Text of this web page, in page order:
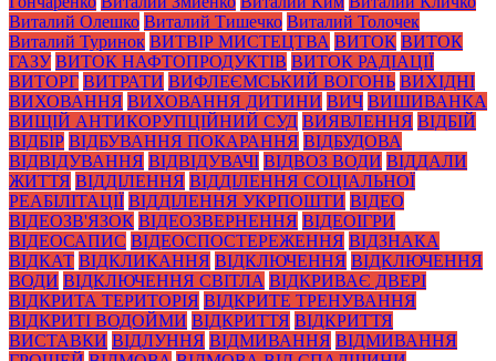
Виталий Олешко Виталий Тишечко Виталий Толочек
Виталий Туринок ВИТВІР МИСТЕЦТВА ВИТОК ВИТОК
ГАЗУ ВИТОК НАФТОПРОДУКТІВ ВИТОК РАДІАЦІЇ
ВИТОРГ ВИТРАТИ ВИФЛЕЄМСЬКИЙ ВОГОНЬ ВИХІДНІ
ВИХОВАННЯ ВИХОВАННЯ ДИТИНИ ВИЧ ВИШИВАНКА
ВИЩІЙ АНТИКОРУПЦІЙНИЙ СУД ВИЯВЛЕННЯ ВІДБІЙ
ВІДБІР ВІДБУВАННЯ ПОКАРАННЯ ВІДБУДОВА
ВІДВІДУВАННЯ ВІДВІДУВАЧІ ВІДВОЗ ВОДИ ВІДДАЛИ
ЖИТТЯ ВІДДІЛЕННЯ ВІДДІЛЕННЯ СОЦІАЛЬНОЇ
РЕАБІЛІТАЦІЇ ВІДДІЛЕННЯ УКРПОШТИ ВІДЕО
ВІДЕОЗВ'ЯЗОК ВІДЕОЗВЕРНЕННЯ ВІДЕОІГРИ
ВІДЕОСАПИС ВІДЕОСПОСТЕРЕЖЕННЯ ВІДЗНАКА
ВІДКАТ ВІДКЛИКАННЯ ВІДКЛЮЧЕННЯ ВІДКЛЮЧЕННЯ
ВОДИ ВІДКЛЮЧЕННЯ СВІТЛА ВІДКРИВАЄ ДВЕРІ
ВІДКРИТА ТЕРИТОРІЯ ВІДКРИТЕ ТРЕНУВАННЯ
ВІДКРИТІ ВОДОЙМИ ВІДКРИТТЯ ВІДКРИТТЯ
ВИСТАВКИ ВІДЛУННЯ ВІДМИВАННЯ ВІДМИВАННЯ